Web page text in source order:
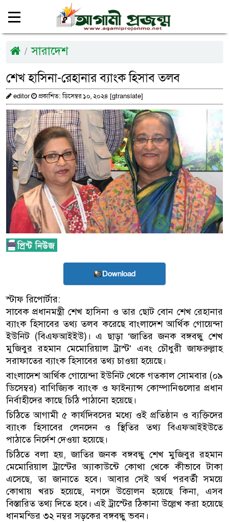
সারাদেশ
শেখ হাসিনা-রেহানার ব্যাংক হিসাব তলব
editor প্রকাশিত: ডিসেম্বর ১০, ২০২৪ [gtranslate]
Download
স্টাফ রিপোর্টার:
সাবেক প্রধানমন্ত্রী শেখ হাসিনা ও তার ছোট বোন শেখ রেহানার
ব্যাংক হিসাবের তথ্য তলব করেছে বাংলাদেশ আর্থিক গোয়েন্দা
ইউনিট (বিএফআইইউ)। এ ছাড়া ‘জাতির জনক বঙ্গবন্ধু শেখ
মুজিবুর রহমান মেমোরিয়াল ট্রাস্ট’ এবং চৌধুরী জাফরুল্লাহ
সরাফাতের ব্যাংক হিসাবের তথ্য চাওয়া হয়েছে।
বাংলাদেশ আর্থিক গোয়েন্দা ইউনিট থেকে গতকাল সোমবার (০৯
ডিসেম্বর) বাণিজ্যিক ব্যাংক ও ফাইন্যান্স কোম্পানিগুলোর প্রধান
নির্বাহীদের কাছে চিঠি পাঠানো হয়েছে।
চিঠিতে আগামী ৫ কার্যদিবসের মধ্যে ওই প্রতিষ্ঠান ও ব্যক্তিদের
ব্যাংক হিসাবের লেনদেন ও স্থিতির তথ্য বিএফআইইউতে
পাঠাতে নির্দেশ দেওয়া হয়েছে।
চিঠিতে বলা হয়, জাতির জনক বঙ্গবন্ধু শেখ মুজিবুর রহমান
মেমোরিয়াল ট্রাস্টের অ্যাকাউন্টে কোথা থেকে কীভাবে টাকা
এসেছে, তা জানাতে হবে। আবার সেই অর্থ পরবর্তী সময়ে
কোথায় খরচ হয়েছে, নগদে উত্তোলন হয়েছে কিনা, এসব
বিস্তারিত তথ্য দিতে হবে। এই ট্রাস্টের ঠিকানা উল্লেখ করা হয়েছে
ধানমন্ডির ৩২ নম্বর সড়কের বঙ্গবন্ধু ভবন।